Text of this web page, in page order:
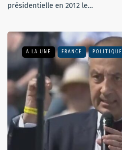
présidentielle en 2012 le…
A LA UNE FRANCE POLITIQUE